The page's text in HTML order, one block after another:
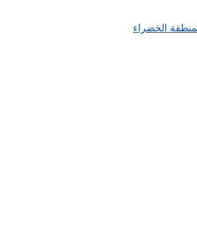
الخضراء